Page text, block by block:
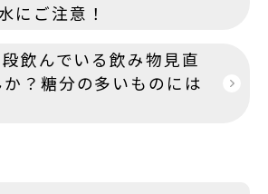
飲んでいる飲み物見直
か？糖分の多いものには
にご注意！